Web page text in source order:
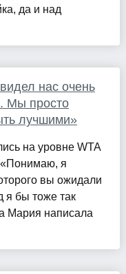
да и над
нас очень
Мы просто
лучшими»
на уровне WTA
«Понимаю, я
вы ожидали
я бы тоже так
Мария написала